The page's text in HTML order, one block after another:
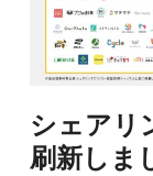
シェアリ
刷新しま